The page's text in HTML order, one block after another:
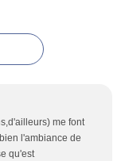
me font
l'ambiance de
qu'est